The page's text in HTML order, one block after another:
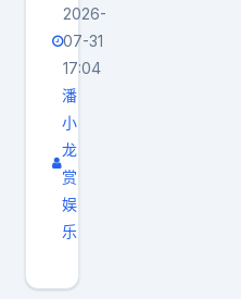
2026-
07-31
17:04
潘
小
龙
赏
娱
乐